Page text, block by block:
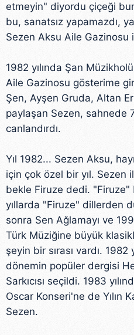
etmeyin" diyordu çiçeği
bu, sanatsız yapamazdı,
Sezen Aksu Aile Gazinosu
1982 yılında Şan
Aile Gazinosu gösterime
Şen, Ayşen Gruda, Altan
paylaşan Sezen, sahnede
canlandırdı.
Yıl 1982... Sezen Aksu,
için çok özel bir yıl. Sezen
bekle Firuze dedi. "Firuze"
yıllarda "Firuze" dillerden
sonra Sen Ağlamayı ve
Türk Müziğine büyük
şeyin bir sırası vardı. 1982
dönemin popüler dergisi
Sarkıcısı seçildi. 1983
Oscar Konseri'ne de Yılın
Sezen.